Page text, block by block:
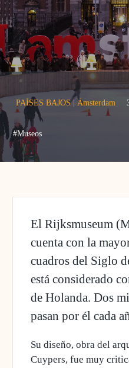
PAÍSES BAJOS|Ámsterdam
#Museos
El Rijksmuseum
cuenta con la
cuadros del Siglo
está considerado
de Holanda. Dos
pasan por él cada
Su diseño, obra del
Cuypers, fue muy